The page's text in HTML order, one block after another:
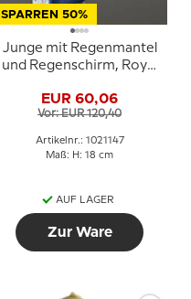
SPARREN 50%
Junge mit Regenmantel
und Regenschirm, Royal
3556 oder 147
EUR 60,06
Vor: EUR 120,40
Artikelnr.: 1021147
Maß: H: 18 cm
AUF LAGER
Zur Ware